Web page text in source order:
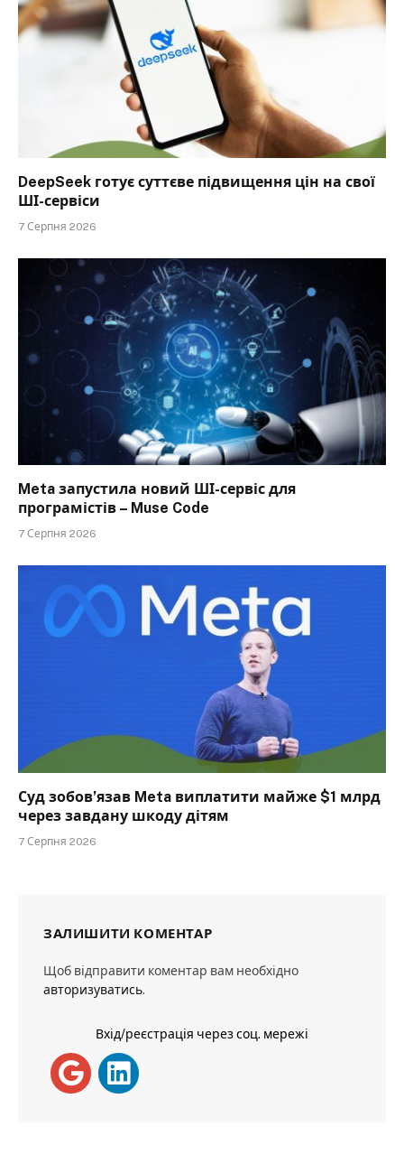
DeepSeek готує суттєве підвищення цін на свої
ШІ-сервіси
7 Серпня 2026
Meta запустила новий ШІ-сервіс для
програмістів – Muse Code
7 Серпня 2026
Суд зобов’язав Meta виплатити майже $1 млрд
через завдану шкоду дітям
7 Серпня 2026
ЗАЛИШИТИ КОМЕНТАР
Щоб відправити коментар вам необхідно
авторизуватись.
Вхід/реєстрація через соц. мережі